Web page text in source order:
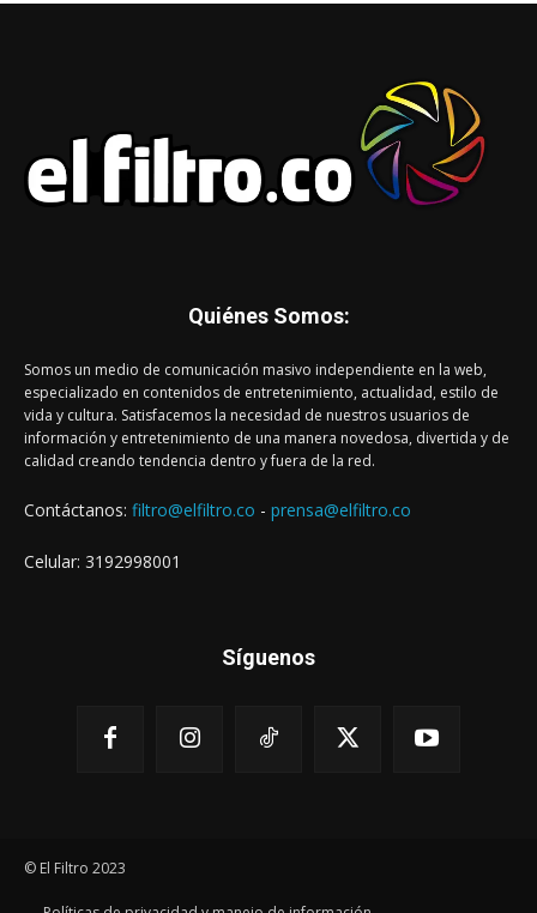
Quiénes Somos:
Somos un medio de comunicación masivo independiente en la web,
especializado en contenidos de entretenimiento, actualidad, estilo de
vida y cultura. Satisfacemos la necesidad de nuestros usuarios de
información y entretenimiento de una manera novedosa, divertida y de
calidad creando tendencia dentro y fuera de la red.
Contáctanos: filtro@elfiltro.co - prensa@elfiltro.co
Celular: 3192998001
Síguenos
© El Filtro 2023